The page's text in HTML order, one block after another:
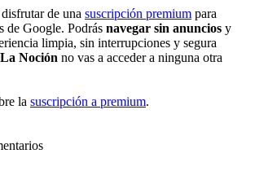
de una suscripción premium para
de Google. Podrás navegar sin anuncios y
limpia, sin interrupciones y segura
La Noción no vas a acceder a ninguna otra
la suscripción a premium.